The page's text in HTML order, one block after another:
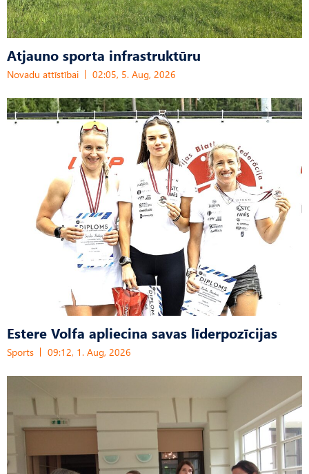
Atjauno sporta infrastruktūru
Novadu attīstībai 02:05, 5. Aug, 2026
Estere Volfa apliecina savas līderpozīcijas
Sports 09:12, 1. Aug, 2026